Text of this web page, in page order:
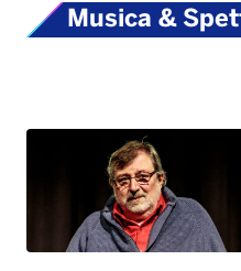
Musica &